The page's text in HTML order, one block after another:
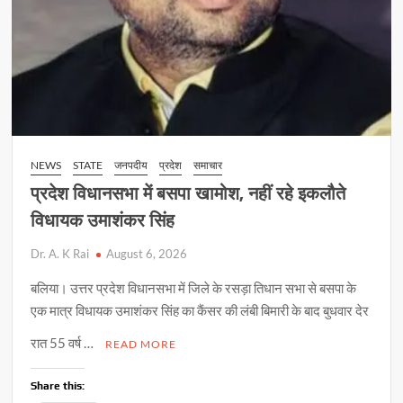
NEWS STATE जनपदीय प्रदेश समाचार
प्रदेश विधानसभा में बसपा खामोश, नहीं रहे इकलौते
विधायक उमाशंकर सिंह
Dr. A. K Rai August 6, 2026
बलिया। उत्तर प्रदेश विधानसभा में जिले के रसड़ा तिधान सभा से बसपा के
एक मात्र विधायक उमाशंकर सिंह का कैंसर की लंबी बिमारी के बाद बुधवार देर
रात 55 वर्ष …
READ MORE
Share this: